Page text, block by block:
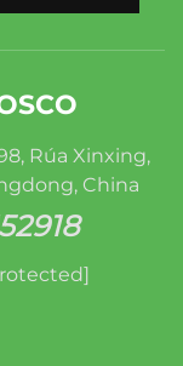
Rúa Xinxing,
China